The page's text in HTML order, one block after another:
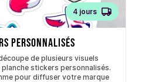
4 jours
personnalisés
de plusieurs visuels
stickers personnalisés.
pour diffuser votre marque